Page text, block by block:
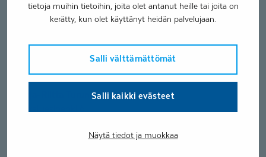
tietoja muihin tietoihin, joita olet antanut heille tai joita on
kerätty, kun olet käyttänyt heidän palvelujaan.
Salli välttämättömät
Salli kaikki evästeet
Näytä tiedot ja muokkaa
Juha Turunen
juha.turunen@coronaria.fi
Marja-Riitta Turunen
marja-riitta.turunen@coronaria.fi